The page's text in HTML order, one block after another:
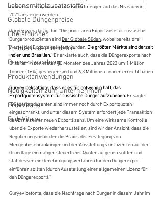
Lebensmittelzusatzstoffe
Globale Düngerpreise
Chelatdünger
Trends in der Industrie
Preisentwicklung
Produktanwendungen
Neuigkeiten zum Unternehmen
ErdeVitalis
ErdeVitalis
Tonnen erreicht, während die Exportmengen auf das Niveau von
2021 ansteigen werden.
Guryev wies darauf hin: "Die prioritären Exportziele für russische
Düngerproduzenten sind Der Globale Süden, wobei bereits drei
Viertel der Exporte geliefert wurden. Die größten Märkte sind derzeit
Indien und Brasilien." Er erklärte auch, dass die Düngerexporte nach
Brasilien in den ersten 10 Monaten des Jahres 2023 um 1 Million
Tonnen (16%) gestiegen sind und 6,3 Millionen Tonnen erreicht haben.
Guryev bekräftigte, dass er es für notwendig hält, das
Exportquotensystem für russische Dünger aufzuheben. Er sagte:
"Düngerproduzenten sind immer noch durch Exportquoten
eingeschränkt, und unter diesem System erfordert jede Transaktion
den Erhalt einer neuen Exportlizenz. Um eine wirksame Kontrolle
über die Exporte wiederherzustellen, sind wir der Ansicht, dass die
Regulierungsbehörden die Praxis der Festlegung von
Mengenbeschränkungen und der Ausstellung von Lizenzen auf der
Grundlage einmaliger steuerfreier Quoten aufgeben sollten und
stattdessen ein Genehmigungsverfahren für den Düngerexport
einführen sollten (durch Ausstellung einer allgemeinen Lizenz für
den Düngerexport)."
Guryev betonte, dass die Nachfrage nach Dünger in diesem Jahr im